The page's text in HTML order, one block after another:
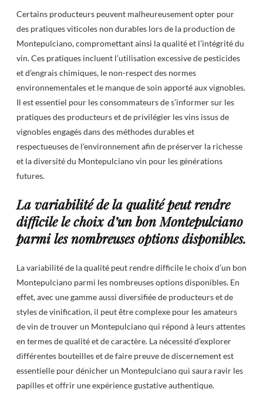
Certains producteurs peuvent malheureusement opter pour
des pratiques viticoles non durables lors de la production de
Montepulciano, compromettant ainsi la qualité et l’intégrité du
vin. Ces pratiques incluent l’utilisation excessive de pesticides
et d’engrais chimiques, le non-respect des normes
environnementales et le manque de soin apporté aux vignobles.
Il est essentiel pour les consommateurs de s’informer sur les
pratiques des producteurs et de privilégier les vins issus de
vignobles engagés dans des méthodes durables et
respectueuses de l’environnement afin de préserver la richesse
et la diversité du Montepulciano vin pour les générations
futures.
La variabilité de la qualité peut rendre
difficile le choix d’un bon Montepulciano
parmi les nombreuses options disponibles.
La variabilité de la qualité peut rendre difficile le choix d’un bon
Montepulciano parmi les nombreuses options disponibles. En
effet, avec une gamme aussi diversifiée de producteurs et de
styles de vinification, il peut être complexe pour les amateurs
de vin de trouver un Montepulciano qui répond à leurs attentes
en termes de qualité et de caractère. La nécessité d’explorer
différentes bouteilles et de faire preuve de discernement est
essentielle pour dénicher un Montepulciano qui saura ravir les
papilles et offrir une expérience gustative authentique.